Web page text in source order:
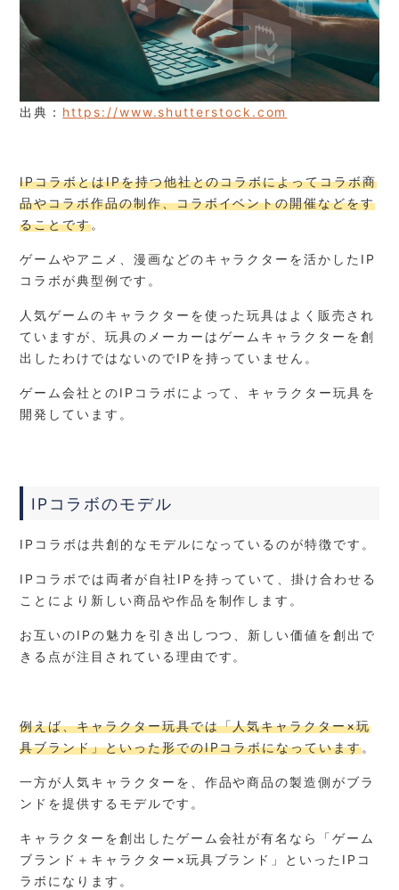
出典： https://www.shutterstock.com
IPコラボとはIPを持つ他社とのコラボによってコラボ商
品やコラボ作品の制作、コラボイベントの開催などをす
ることです。
ゲームやアニメ、漫画などのキャラクターを活かしたIP
コラボが典型例です。
人気ゲームのキャラクターを使った玩具はよく販売され
ていますが、玩具のメーカーはゲームキャラクターを創
出したわけではないのでIPを持っていません。
ゲーム会社とのIPコラボによって、キャラクター玩具を
開発しています。
IPコラボのモデル
IPコラボは共創的なモデルになっているのが特徴です。
IPコラボでは両者が自社IPを持っていて、掛け合わせる
ことにより新しい商品や作品を制作します。
お互いのIPの魅力を引き出しつつ、新しい価値を創出で
きる点が注目されている理由です。
例えば、キャラクター玩具では「人気キャラクター×玩
具ブランド」といった形でのIPコラボになっています。
一方が人気キャラクターを、作品や商品の製造側がブラ
ンドを提供するモデルです。
キャラクターを創出したゲーム会社が有名なら「ゲーム
ブランド＋キャラクター×玩具ブランド」といったIPコ
ラボになります。